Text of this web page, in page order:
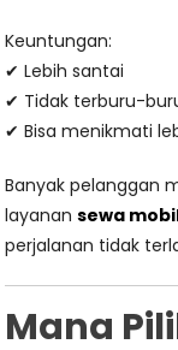
Keuntungan:
✔ Lebih santai
✔ Tidak terburu-
✔ Bisa menikmati
Banyak pelanggan
layanansewa
perjalanan tidak
Mana